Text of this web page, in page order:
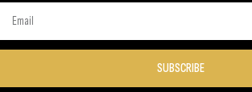
SUBSCRIBE